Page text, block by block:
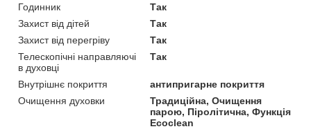
Годинник
Так
Захист від дітей
Так
Захист від перегріву
Так
Телескопічні направляючі
в духовці
Так
Внутрішнє покриття
антипригарне покриття
Очищення духовки
Традиційна, Очищення
парою, Піролітична, Функція
Ecoclean